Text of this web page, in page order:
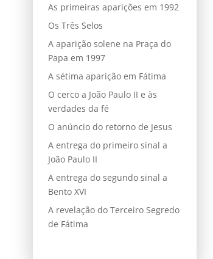
As primeiras aparições em 1992
Os Três Selos
A aparição solene na Praça do
Papa em 1997
A sétima aparição em Fátima
O cerco a João Paulo II e às
verdades da fé
O anúncio do retorno de Jesus
A entrega do primeiro sinal a
João Paulo II
A entrega do segundo sinal a
Bento XVI
A revelação do Terceiro Segredo
de Fátima